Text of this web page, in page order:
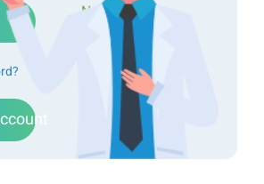
Newsletters
Exclusive Events...